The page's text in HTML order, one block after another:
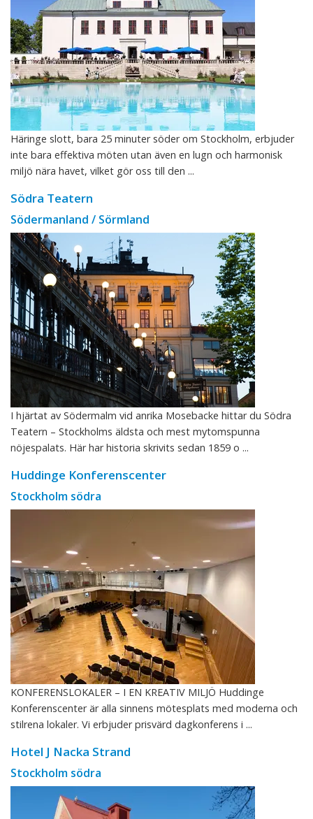
Häringe slott, bara 25 minuter söder om Stockholm, erbjuder
inte bara effektiva möten utan även en lugn och harmonisk
miljö nära havet, vilket gör oss till den ...
Södra Teatern
Södermanland / Sörmland
I hjärtat av Södermalm vid anrika Mosebacke hittar du Södra
Teatern – Stockholms äldsta och mest mytomspunna
nöjespalats. Här har historia skrivits sedan 1859 o ...
Huddinge Konferenscenter
Stockholm södra
KONFERENSLOKALER – I EN KREATIV MILJÖ Huddinge
Konferenscenter är alla sinnens mötesplats med moderna och
stilrena lokaler. Vi erbjuder prisvärd dagkonferens i ...
Hotel J Nacka Strand
Stockholm södra